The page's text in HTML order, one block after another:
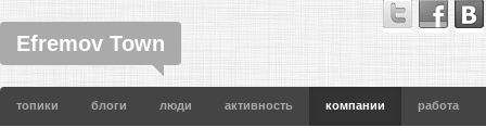
Efremov Town
топики блоги люди активность компании работа